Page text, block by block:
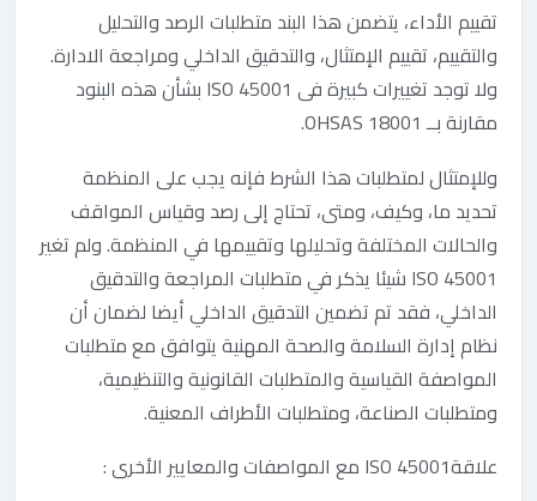
تقييم الأداء، يتضمن هذا البند متطلبات الرصد والتحليل
والتقييم، تقييم الإمتثال، والتدقيق الداخلي ومراجعة الادارة.
ولا توجد تغييرات كبيرة فى ISO 45001 بشأن هذه البنود
مقارنة بــ OHSAS 18001.
وللإمتثال لمتطلبات هذا الشرط فإنه يجب على المنظمة
تحديد ما، وكيف، ومتى، تحتاج إلى رصد وقياس المواقف
والحالات المختلفة وتحليلها وتقييمها في المنظمة. ولم تغير
ISO 45001 شيئا يذكر في متطلبات المراجعة والتدقيق
الداخلي، فقد تم تضمين التدقيق الداخلي أيضا لضمان أن
نظام إدارة السلامة والصحة المهنية يتوافق مع متطلبات
المواصفة القياسية والمتطلبات القانونية والتنظيمية،
ومتطلبات الصناعة، ومتطلبات الأطراف المعنية.
علاقةISO 45001 مع المواصفات والمعايير الأخرى :